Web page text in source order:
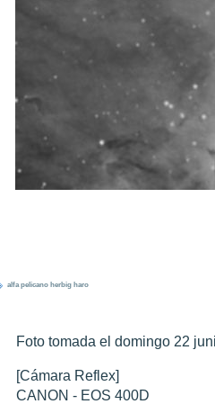
2020
Oposición Marte 30 de octubre 2020
alfa pelicano herbig haro
Foto tomada el domingo 22
[Cámara Reflex]
CANON - EOS 400D